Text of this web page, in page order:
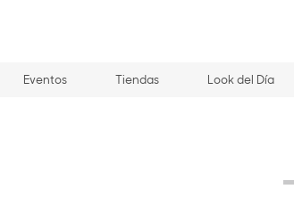
Eventos Tiendas Look del Día